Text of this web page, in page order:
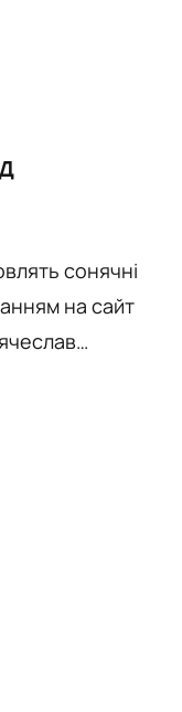
сонячні
співпрацю.
в громади"